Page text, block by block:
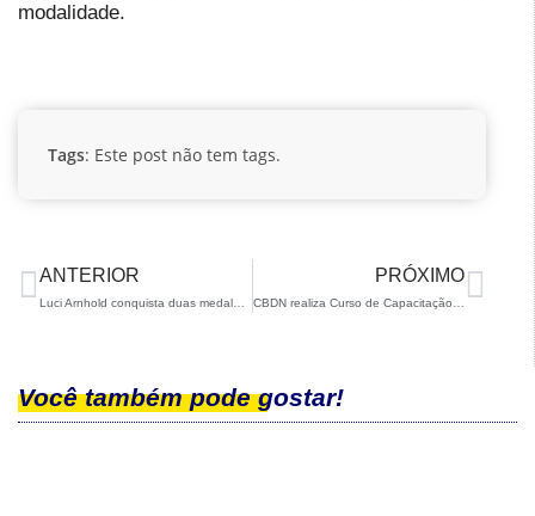
modalidade.
Tags: Este post não tem tags.
ANTERIOR PRÓXIMO
Você também pode gostar!